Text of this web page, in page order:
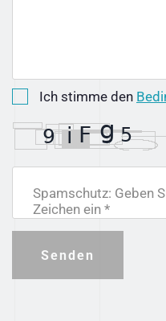
Ich stimme den
Spamschutz: Geben
Zeichen ein *
Senden